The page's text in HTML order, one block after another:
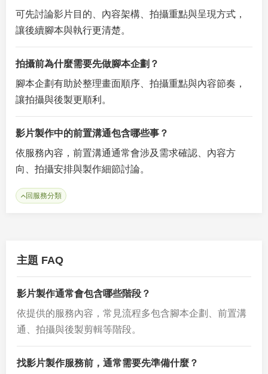
可先討論影片目的、內容架構、拍攝重點與呈現方式，
讓後續腳本與執行更清楚。
拍攝前為什麼需要先做腳本企劃？
腳本企劃有助於整理畫面順序、拍攝重點與內容節奏，
讓拍攝與後製更順利。
影片製作中的前置溝通包含哪些事？
依服務內容，前置溝通通常會涉及需求確認、內容方
向、拍攝安排與製作細節討論。
回服務分類
主題 FAQ
影片製作通常會包含哪些階段？
依提供的服務內容，常見流程多包含腳本企劃、前置溝
通、拍攝與後製剪輯等階段。
找影片製作服務前，通常需要先準備什麼？